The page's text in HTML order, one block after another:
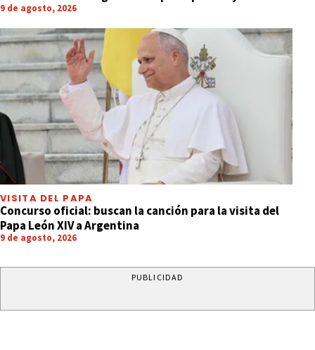
9 de agosto, 2026
VISITA DEL PAPA
Concurso oficial: buscan la canción para la visita del
Papa León XIV a Argentina
9 de agosto, 2026
PUBLICIDAD